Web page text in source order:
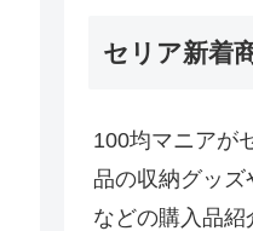
セリア新着
100均マニアが
品の収納グッズ
などの購入品紹